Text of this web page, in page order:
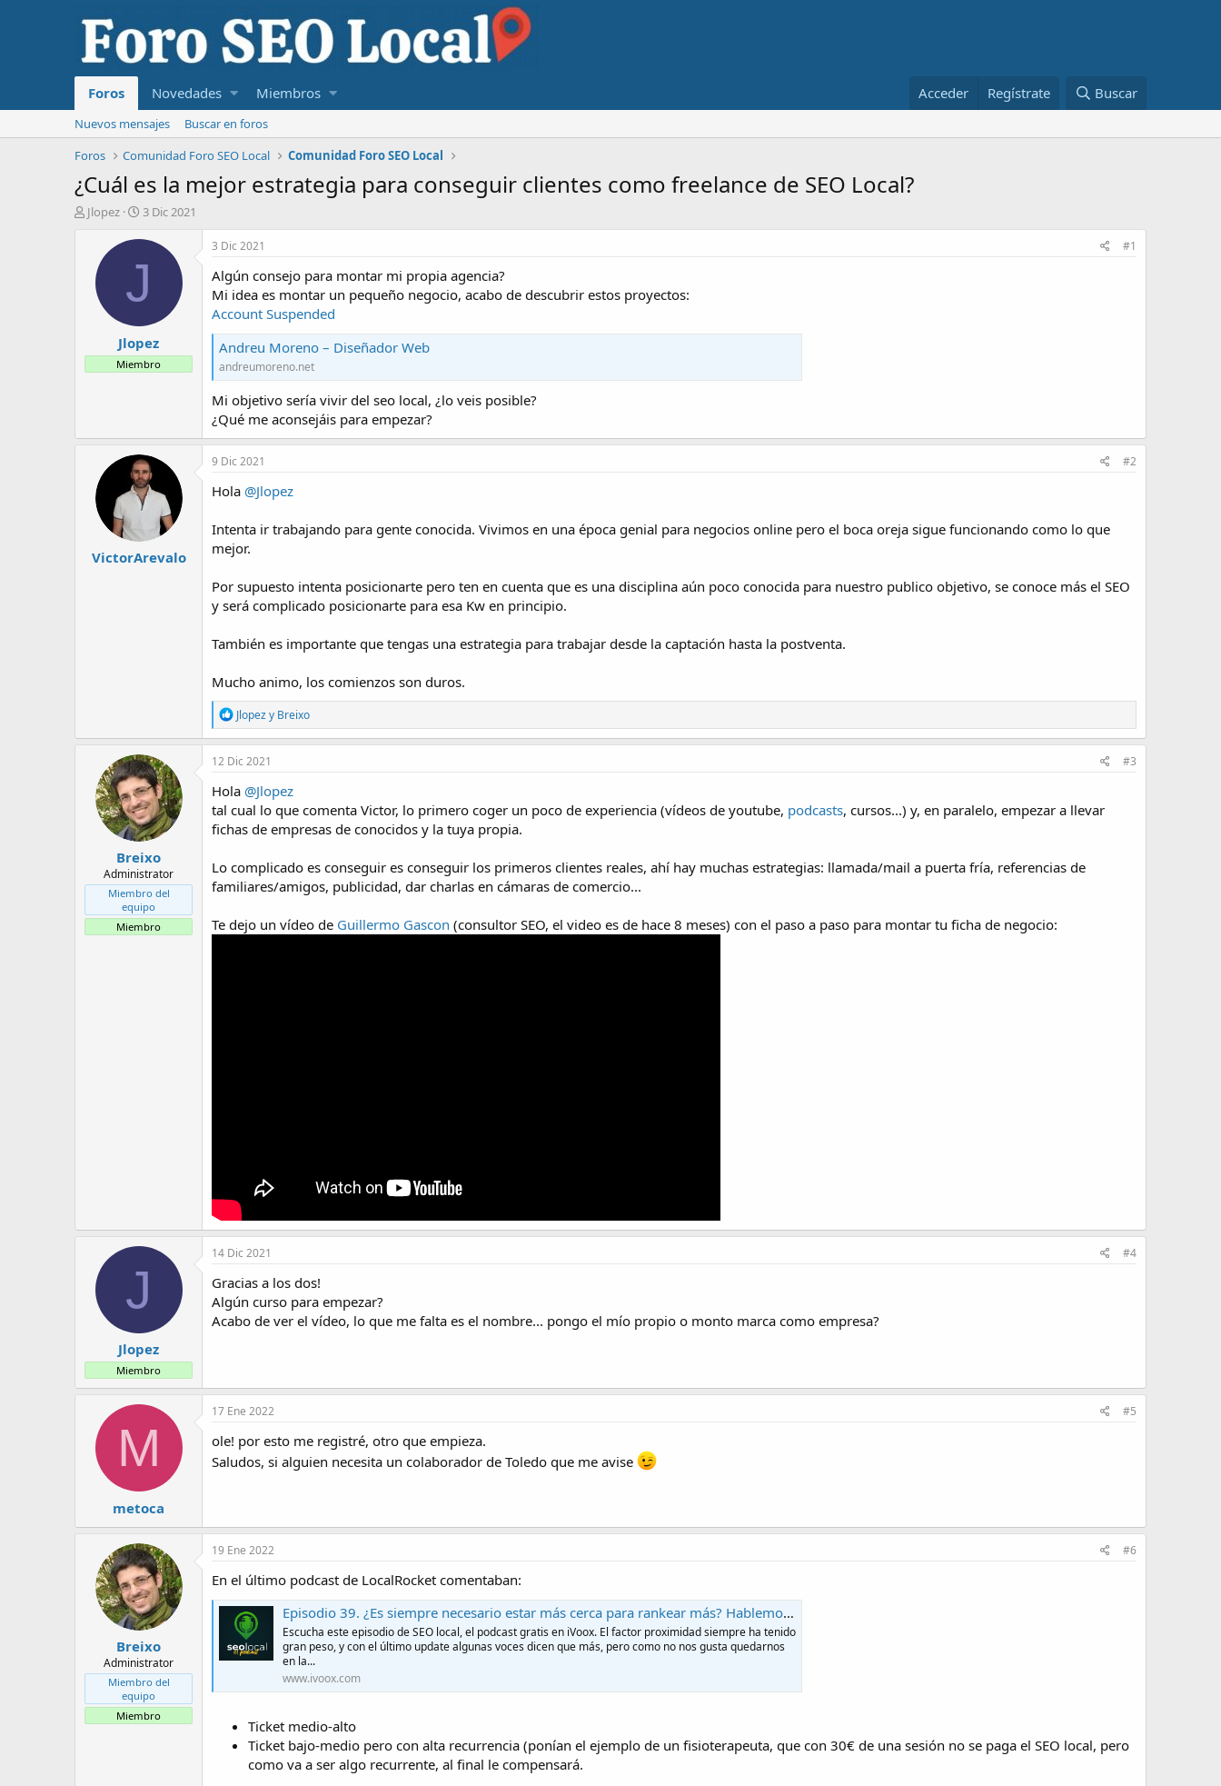
Foros Novedades Miembros Acceder Regístrate Buscar
Nuevos mensajes
Buscar en foros
Foros
Comunidad Foro SEO Local Comunidad Foro SEO Local
¿Cuál es la mejor estrategia para conseguir clientes como freelance de SEO Local?
I
d
e
m
Jlopez
F
c
d
i
n
i
c
3 Dic 2021
J
Jlopez
Miembro
3 Dic 2021 #1
Algún consejo para montar mi propia agencia?
Mi idea es montar un pequeño negocio, acabo de descubrir estos proyectos:
Account Suspended
Andreu Moreno – Diseñador Web
andreumoreno.net
Mi objetivo sería vivir del seo local, ¿lo veis posible?
¿Qué me aconsejáis para empezar?
VictorArevalo
9 Dic 2021 #2
Hola @Jlopez
Intenta ir trabajando para gente conocida. Vivimos en una época genial para negocios online pero el boca oreja sigue funcionando como lo que
mejor.
Por supuesto intenta posicionarte pero ten en cuenta que es una disciplina aún poco conocida para nuestro publico objetivo, se conoce más el SEO
y será complicado posicionarte para esa Kw en principio.
También es importante que tengas una estrategia para trabajar desde la captación hasta la postventa.
Mucho animo, los comienzos son duros.
R
e
a
c
i
o
n
e
Jlopezy Breixo
Breixo
Administrator
Miembro del
equipo
Miembro
12 Dic 2021 #3
Hola @Jlopez
tal cual lo que comenta Victor, lo primero coger un poco de experiencia (vídeos de youtube, podcasts, cursos...) y, en paralelo, empezar a llevar
fichas de empresas de conocidos y la tuya propia.
Lo complicado es conseguir es conseguir los primeros clientes reales, ahí hay muchas estrategias: llamada/mail a puerta fría, referencias de
familiares/amigos, publicidad, dar charlas en cámaras de comercio...
Te dejo un vídeo de Guillermo Gascon (consultor SEO, el video es de hace 8 meses) con el paso a paso para montar tu ficha de negocio:
J
Jlopez
Miembro
14 Dic 2021 #4
Gracias a los dos!
Algún curso para empezar?
Acabo de ver el vídeo, lo que me falta es el nombre... pongo el mío propio o monto marca como empresa?
M
metoca
17 Ene 2022 #5
ole! por esto me registré, otro que empieza.
Saludos, si alguien necesita un colaborador de Toledo que me avise
Breixo
Administrator
Miembro del
equipo
Miembro
19 Ene 2022 #6
En el último podcast de LocalRocket comentaban:
Episodio 39. ¿Es siempre necesario estar más cerca para rankear más? Hablemos de proximidad - SEO local, el podcast - Podcast en iVoox
Escucha este episodio de SEO local, el podcast gratis en iVoox. El factor proximidad siempre ha tenido
gran peso, y con el último update algunas voces dicen que más, pero como no nos gusta quedarnos
en la...
www.ivoox.com
Ticket medio-alto
Ticket bajo-medio pero con alta recurrencia (ponían el ejemplo de un fisioterapeuta, que con 30€ de una sesión no se paga el SEO local, pero
como va a ser algo recurrente, al final le compensará.